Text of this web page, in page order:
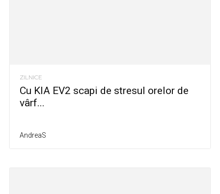
ZILNICE
Cu KIA EV2 scapi de stresul orelor de
vârf...
AndreaS